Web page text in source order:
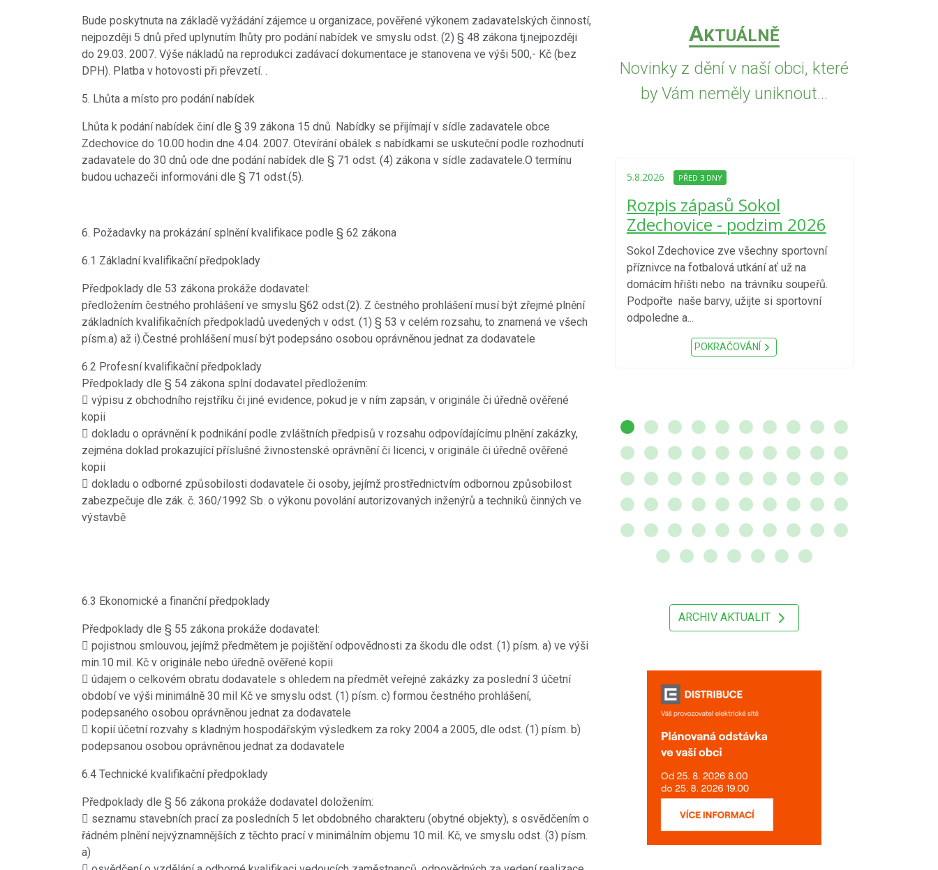
Bude poskytnuta na základě vyžádání zájemce u organizace, pověřené výkonem zadavatelských činností,
nejpozději 5 dnů před uplynutím lhůty pro podání nabídek ve smyslu odst. (2) § 48 zákona tj.nejpozději
do 29.03. 2007. Výše nákladů na reprodukci zadávací dokumentace je stanovena ve výši 500,- Kč (bez
DPH). Platba v hotovosti při převzetí. .
5. Lhůta a místo pro podání nabídek
Lhůta k podání nabídek činí dle § 39 zákona 15 dnů. Nabídky se přijímají v sídle zadavatele obce
Zdechovice do 10.00 hodin dne 4.04. 2007. Otevírání obálek s nabídkami se uskuteční podle rozhodnutí
zadavatele do 30 dnů ode dne podání nabídek dle § 71 odst. (4) zákona v sídle zadavatele.O termínu
budou uchazeči informováni dle § 71 odst.(5).
6. Požadavky na prokázání splnění kvalifikace podle § 62 zákona
6.1 Základní kvalifikační předpoklady
Předpoklady dle 53 zákona prokáže dodavatel:
předložením čestného prohlášení ve smyslu §62 odst.(2). Z čestného prohlášení musí být zřejmé plnění
základních kvalifikačních předpokladů uvedených v odst. (1) § 53 v celém rozsahu, to znamená ve všech
písm.a) až i).Čestné prohlášení musí být podepsáno osobou oprávněnou jednat za dodavatele
6.2 Profesní kvalifikační předpoklady
Předpoklady dle § 54 zákona splní dodavatel předložením:
 výpisu z obchodního rejstříku či jiné evidence, pokud je v ním zapsán, v originále či úředně ověřené
kopii
 dokladu o oprávnění k podnikání podle zvláštních předpisů v rozsahu odpovídajícímu plnění zakázky,
zejména doklad prokazující příslušné živnostenské oprávnění či licenci, v originále či úředně ověřené
kopii
 dokladu o odborné způsobilosti dodavatele či osoby, jejímž prostřednictvím odbornou způsobilost
zabezpečuje dle zák. č. 360/1992 Sb. o výkonu povolání autorizovaných inženýrů a techniků činných ve
výstavbě
6.3 Ekonomické a finanční předpoklady
Předpoklady dle § 55 zákona prokáže dodavatel:
 pojistnou smlouvou, jejímž předmětem je pojištění odpovědnosti za škodu dle odst. (1) písm. a) ve výši
min.10 mil. Kč v originále nebo úředně ověřené kopii
 údajem o celkovém obratu dodavatele s ohledem na předmět veřejné zakázky za poslední 3 účetní
období ve výši minimálně 30 mil Kč ve smyslu odst. (1) písm. c) formou čestného prohlášení,
podepsaného osobou oprávněnou jednat za dodavatele
 kopií účetní rozvahy s kladným hospodářským výsledkem za roky 2004 a 2005, dle odst. (1) písm. b)
podepsanou osobou oprávněnou jednat za dodavatele
6.4 Technické kvalifikační předpoklady
Předpoklady dle § 56 zákona prokáže dodavatel doložením:
 seznamu stavebních prací za posledních 5 let obdobného charakteru (obytné objekty), s osvědčením o
řádném plnění nejvýznamnějších z těchto prací v minimálním objemu 10 mil. Kč, ve smyslu odst. (3) písm.
a)
AKTUÁLNĚ
Novinky z dění v naší obci, které
by Vám neměly uniknout...
Videokronika: Zdechovický
minifestival 7.8.2021
v=rPoqutfOmZo
POKRAČOVÁNÍ
stáří.
POKRAČOVÁNÍ
5.8.2026 PŘED 3 DNY
Rozpis zápasů Sokol
Zdechovice - podzim 2026
Sokol Zdechovice zve všechny sportovní
příznivce na fotbalová utkání ať už na
domácím hřišti nebo na trávníku soupeřů.
Podpořte naše barvy, užijte si sportovní
odpoledne a...
POKRAČOVÁNÍ
ARCHIV AKTUALIT